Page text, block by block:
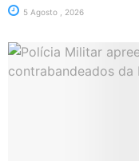
5 Agosto , 2026